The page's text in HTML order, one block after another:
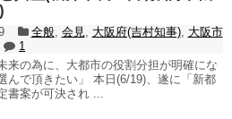
全般, 会見, 大阪府(吉村知事), 大阪市
1
来の為に、大都市の役割分担が明確にな
んで頂きたい」 本日(6/19)、遂に「新都
書案が可決され ...